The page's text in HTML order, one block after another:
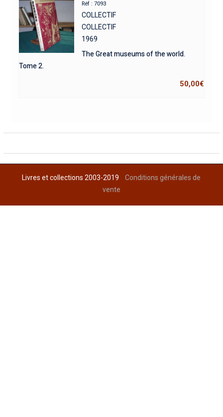
Réf : 7093
COLLECTIF
COLLECTIF
1969
The Great museums of the world.
Tome 2.
50,00€
Livres et collections 2003-2019Conditions générales de
vente